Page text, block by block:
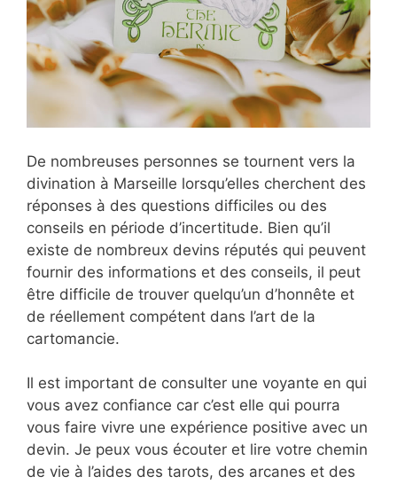
De nombreuses personnes se tournent vers la
divination à Marseille lorsqu’elles cherchent des
réponses à des questions difficiles ou des
conseils en période d’incertitude. Bien qu’il
existe de nombreux devins réputés qui peuvent
fournir des informations et des conseils, il peut
être difficile de trouver quelqu’un d’honnête et
de réellement compétent dans l’art de la
cartomancie.
Il est important de consulter une voyante en qui
vous avez confiance car c’est elle qui pourra
vous faire vivre une expérience positive avec un
devin. Je peux vous écouter et lire votre chemin
de vie à l’aides des tarots, des arcanes et des